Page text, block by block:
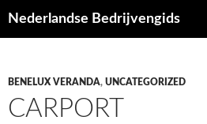
Nederlandse Bedrijvengids
BENELUX VERANDA, UNCATEGORIZED
CARPORT